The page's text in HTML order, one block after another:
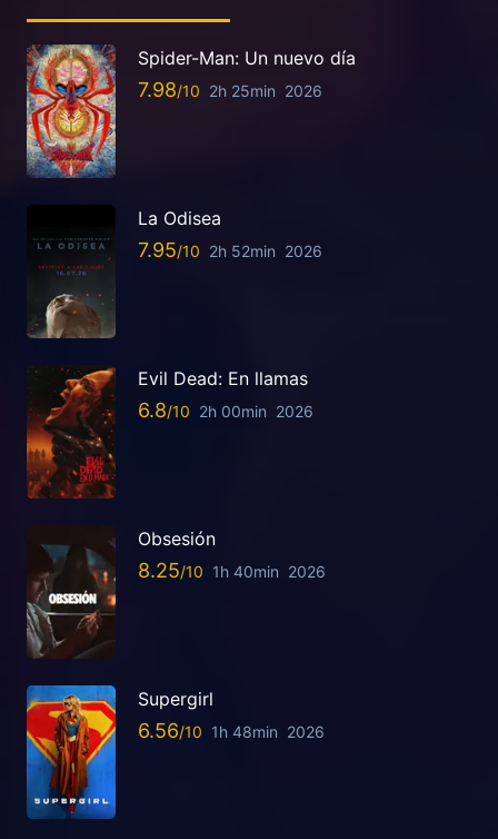
Spider-Man: Un nuevo día
7.98 2h 25min 2026
La Odisea
7.95 2h 52min 2026
Evil Dead: En llamas
6.8 2h 00min 2026
Obsesión
8.25 1h 40min 2026
Supergirl
6.56 1h 48min 2026